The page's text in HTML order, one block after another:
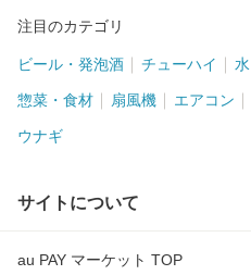
注目のカテゴリ
ビール・発泡酒 チューハイ 水
惣菜・食材 扇風機 エアコン
ウナギ
サイトについて
au PAY マーケット TOP